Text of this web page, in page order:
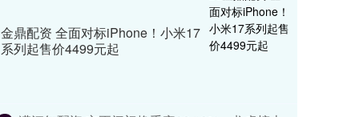
金鼎配资 ​​全面对标iPhone！小米17
系列起售价4499元起